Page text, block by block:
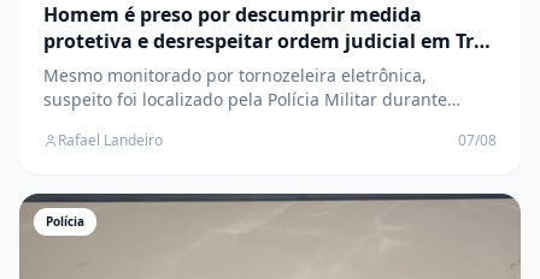
Homem é preso por descumprir medida
protetiva e desrespeitar ordem judicial em Três
Lagoas
Mesmo monitorado por tornozeleira eletrônica,
suspeito foi localizado pela Polícia Militar durante
Rafael Landeiro 07/08
Polícia